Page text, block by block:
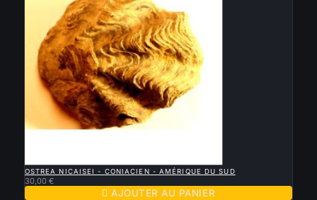
OSTREA NICAISEI - CONIACIEN - AMÉRIQUE DU SUD
30,00 €
 AJOUTER AU PANIER